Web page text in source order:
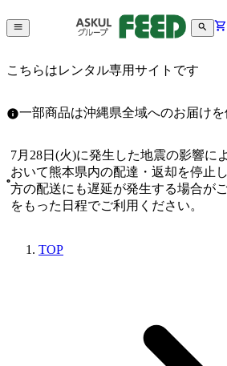
こちらはレンタル専用サイトです
一部商品は沖縄県全域へのお届け
7月28日(火)に発生した地震の影響に
おいて熊本県内の配達・返却を停止
方の配送にも遅延が発生する場合が
をもった日程でご利用ください。
TOP